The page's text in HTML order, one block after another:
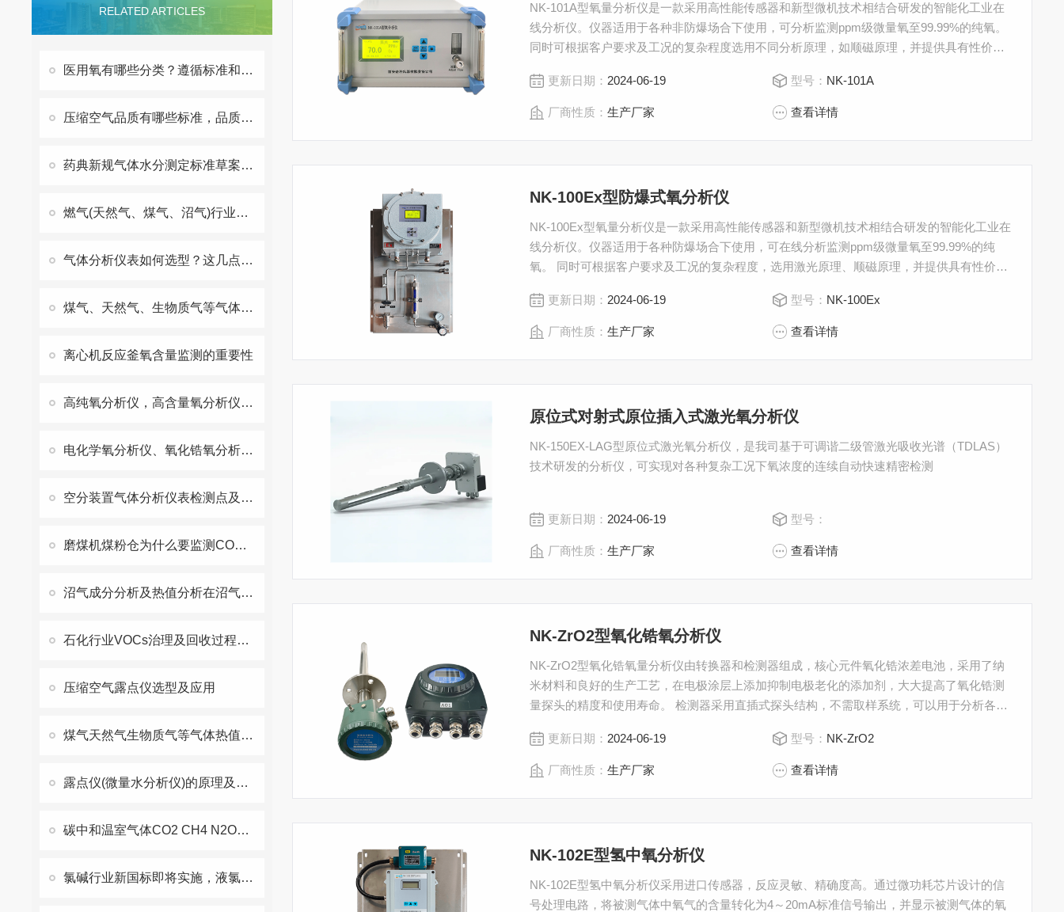
RELATED ARTICLES
医用氧有哪些分类？遵循标准和检测方法都有哪些？
压缩空气品质有哪些标准，品质检测仪器如何选型？
药典新规气体水分测定标准草案公示制药企业露点仪选型需注意
燃气(天然气、煤气、沼气)行业气体分析仪应用及选型
气体分析仪表如何选型？这几点很重要
煤气、天然气、生物质气等气体热值分析原理及分析仪器选型
离心机反应釜氧含量监测的重要性
高纯氧分析仪，高含量氧分析仪，3D离子流氧分析仪原理解析
电化学氧分析仪、氧化锆氧分析仪的原理及应用
空分装置气体分析仪表检测点及选型
磨煤机煤粉仓为什么要监测CO、O2？煤粉仓气体分析系统如何选型？
沼气成分分析及热值分析在沼气生产及净化提纯工艺过程监测的重要性及选型
石化行业VOCs治理及回收过程氧含量分析仪的应用
压缩空气露点仪选型及应用
煤气天然气生物质气等气体热值分析仪原理及分析仪器选型
露点仪(微量水分析仪)的原理及选型
碳中和温室气体CO2 CH4 N2O排放监测，诺科仪器助力绿色发展
氯碱行业新国标即将实施，液氯、氯气中微量水分含量检测都有那些变化？
NK-101A型氧量分析仪是一款采用高性能传感器和新型微机技术相结合研发的智能化工业在
线分析仪。仪器适用于各种非防爆场合下使用，可分析监测ppm级微量氧至99.99%的纯氧。
同时可根据客户要求及工况的复杂程度选用不同分析原理，如顺磁原理，并提供具有性价比
更新日期： 2024-06-19 型号： NK-101A
厂商性质： 生产厂家 查看详情
NK-100Ex型防爆式氧分析仪
NK-100Ex型氧量分析仪是一款采用高性能传感器和新型微机技术相结合研发的智能化工业在
线分析仪。仪器适用于各种防爆场合下使用，可在线分析监测ppm级微量氧至99.99%的纯
氧。 同时可根据客户要求及工况的复杂程度，选用激光原理、顺磁原理，并提供具有性价比
户实际需要及工况进行定制。
更新日期： 2024-06-19 型号： NK-100Ex
厂商性质： 生产厂家 查看详情
原位式对射式原位插入式激光氧分析仪
NK-150EX-LAG型原位式激光氧分析仪，是我司基于可调谐二级管激光吸收光谱（TDLAS）
技术研发的分析仪，可实现对各种复杂工况下氧浓度的连续自动快速精密检测
更新日期： 2024-06-19 型号：
厂商性质： 生产厂家 查看详情
NK-ZrO2型氧化锆氧分析仪
NK-ZrO2型氧化锆氧量分析仪由转换器和检测器组成，核心元件氧化锆浓差电池，采用了纳
米材料和良好的生产工艺，在电极涂层上添加抑制电极老化的添加剂，大大提高了氧化锆测
量探头的精度和使用寿命。 检测器采用直插式探头结构，不需取样系统，可以用于分析各种
更新日期： 2024-06-19 型号： NK-ZrO2
厂商性质： 生产厂家 查看详情
NK-102E型氢中氧分析仪
NK-102E型氢中氧分析仪采用进口传感器，反应灵敏、精确度高。通过微功耗芯片设计的信
号处理电路，将被测气体中氧气的含量转化为4～20mA标准信号输出，并显示被测气体的氧